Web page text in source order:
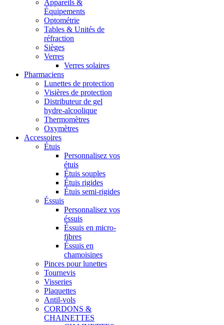
Appareils &
Équipements
Optométrie
Tables & Unités de
réfraction
Sièges
Verres
Verres solaires
Pharmaciens
Lunettes de protection
Visières de protection
Distributeur de gel
hydre-alcoolique
Thermomètres
Oxymètres
Accessoires
Étuis
Personnalisez vos
étuis
Étuis souples
Étuis rigides
Étuis semi-rigides
Éssuis
Personnalisez vos
éssuis
Éssuis en micro-
fibres
Éssuis en
chamoisines
Pinces pour lunettes
Tournevis
Visseries
Plaquettes
Antil-vols
CORDONS &
CHAINETTES